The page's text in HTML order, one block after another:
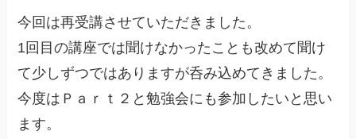
今回は再受講させていただきました。
1回目の講座では聞けなかったことも改めて聞け
て少しずつではありますが呑み込めてきました。
今度はＰａｒｔ２と勉強会にも参加したいと思い
ます。